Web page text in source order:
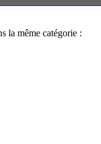
la même catégorie :